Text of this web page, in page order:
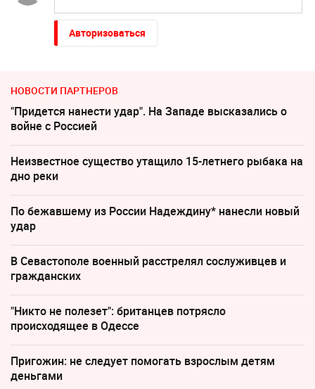
Авторизоваться
НОВОСТИ ПАРТНЕРОВ
"Придется нанести удар". На Западе высказались о
войне с Россией
Неизвестное существо утащило 15-летнего рыбака на
дно реки
По бежавшему из России Надеждину* нанесли новый
удар
В Севастополе военный расстрелял сослуживцев и
гражданских
"Никто не полезет": британцев потрясло
происходящее в Одессе
Пригожин: не следует помогать взрослым детям
деньгами